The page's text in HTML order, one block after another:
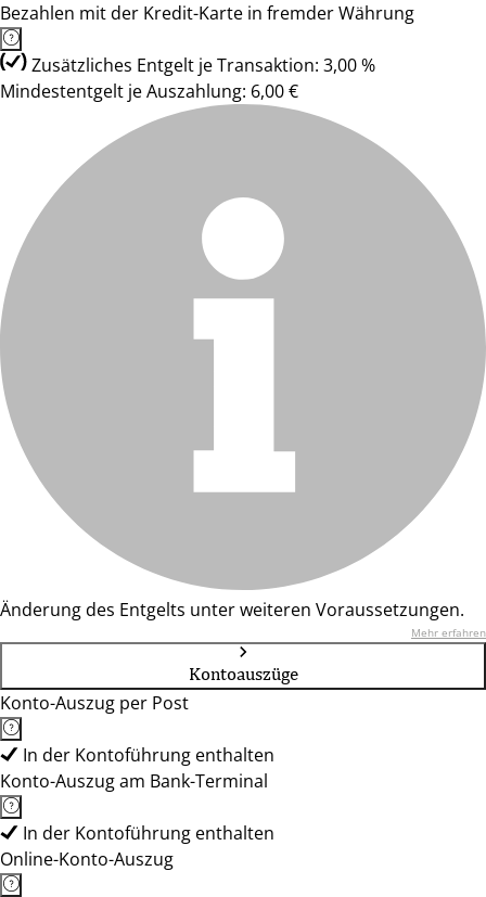
Bezahlen mit der Kredit-Karte in fremder Währung
Zusätzliches Entgelt je Transaktion: 3,00 %
Mindestentgelt je Auszahlung: 6,00 €
Änderung des Entgelts unter weiteren Voraussetzungen.
Mehr erfahren
Kontoauszüge
Konto-Auszug per Post
In der Kontoführung enthalten
Konto-Auszug am Bank-Terminal
In der Kontoführung enthalten
Online-Konto-Auszug